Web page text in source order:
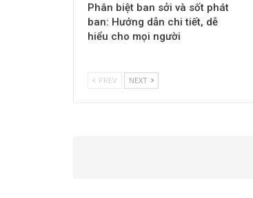
Phân biệt ban sởi và sốt phát
ban: Hướng dẫn chi tiết, dễ
hiểu cho mọi người
PREV NEXT